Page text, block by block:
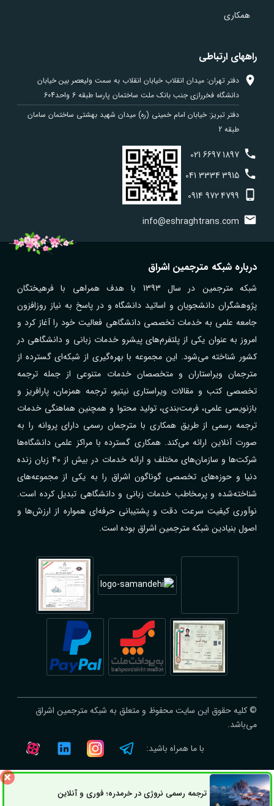
همکاری
راههای ارتباطی
دفتر تهران: میدان انقلاب خیابان انقلاب به سمت ولیعصر بین خیابان
دانشگاه فخررازی جنب بانک ملت ساختمان پارسا طبقه 6 واحد604
دفتر تبریز: خیابان امام خمینی (ره) میدان شهید بهشتی ساختمان سامان
طبقه 2
021 66971897
041 33343915
0914 9724799
info@eshraghtrans.com
درباره شبکه مترجمین اشراق
شبکه مترجمین در سال 1393 با هدف همراهی با فرهیختگان
پژوهشگران دانشجویان و اساتید دانشگاه و در پاسخ به نیاز روزافزون
جامعه علمی به خدمات تخصصی دانشگاهی فعالیت خود را آغاز کرد و
امروز به عنوان یکی از پلتفرم‌های پیشرو خدمات زبانی و دانشگاهی در
کشور شناخته می‌شود. این مجموعه با بهره‌گیری از شبکه‌ای گسترده از
مترجمان ویراستاران و متخصصان خدمات متنوعی از جمله ترجمه
تخصصی کتب و مقالات ویراستاری نیتیو، ترجمه همزمان، پارافریز و
بازنویسی علمی، فرمت‌بندی، تولید محتوا و همچنین هماهنگی خدمات
ترجمه رسمی از طریق همکاری با مترجمان رسمی دارای پروانه را به
صورت آنلاین ارائه می‌کند. همکاری گسترده با مراکز علمی دانشگاه‌ها
شرکت‌ها و سازمان‌های مختلف و ارائه خدمات در بیش از ۴۰ زبان زنده
دنیا و حوزه‌های تخصصی گوناگون اشراق را به یکی از مجموعه‌های
شناخته‌شده و پرمخاطب خدمات زبانی و دانشگاهی تبدیل کرده است.
نوآوری کیفیت سرعت دقت و پشتیبانی حرفه‌ای همواره از ارزش‌ها و
اصول بنیادین شبکه مترجمین اشراق بوده است.
© کلیه حقوق این سایت محفوظ و متعلق به شبکه مترجمین اشراق
می‌باشد.
با ما همراه باشید:
ترجمه رسمی نروژی در خرمدره؛ فوری و آنلاین